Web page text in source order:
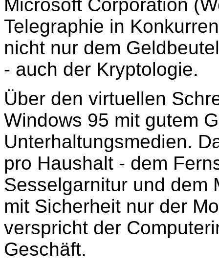
Microsoft Corporation
Telegraphie in
nicht nur dem
- auch der Kryptologie.
Über den virtuellen
Windows 95 mit gutem
Unterhaltungsmedien.
pro Haushalt - dem
Sesselgarnitur und dem
mit Sicherheit nur der
verspricht der
Geschäft.